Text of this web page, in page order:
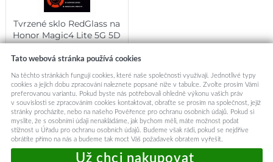
Tvrzené sklo RedGlass na
Honor Magic4 Lite 5G 5D
černé
239,-
Okamžité odeslání
Přidat do košíku
Mohlo by vás zajímat:
Tato webová stránka používá cookies
Na těchto stránkách fungují cookies, které naše společnosti využívají. Jednotlivé typy
cookies a jejich dobu zpracování naleznete popsané níže v tabulce. Zvolte prosím Vámi
preferovanou variantu. Pokud byste nás potřebovali ohledně výkonu vašich práv
v souvislosti se zpracováním cookies kontaktovat, obraťte se prosím na společnost, jejíž
stránky procházíte, nebo na našeho Pověřence pro ochranu osobních údajů. Pokud si
myslíte, že s osobními údaji nenakládáme, jak bychom měli, máte možnost podat
stížnost u Úřadu pro ochranu osobních údajů. Budeme však rádi, pokud se nejdříve
obrátíte přímo na nás a budeme tak moct Váš požadavek obratem vyřešit.